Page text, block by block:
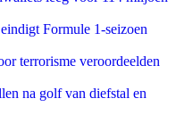
Formule 1-seizoen
terrorisme veroordeelden
na golf van diefstal en